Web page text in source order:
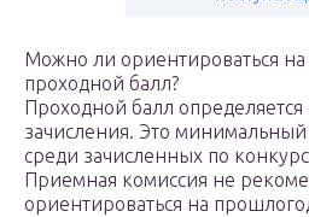
Можно ли ориентироваться
проходной балл?
Проходной балл определяется
зачисления. Это
среди зачисленных по
Приемная комиссия не
ориентироваться на